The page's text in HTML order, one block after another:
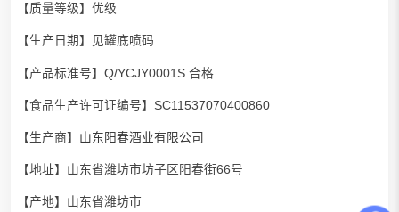
【质量等级】优级
【生产日期】见罐底喷码
【产品标准号】Q/YCJY0001S 合格
【食品生产许可证编号】SC11537070400860
【生产商】 山东阳春酒业有限公司
【地址】山东省潍坊市坊子区阳春街66号
【产地】山东省潍坊市